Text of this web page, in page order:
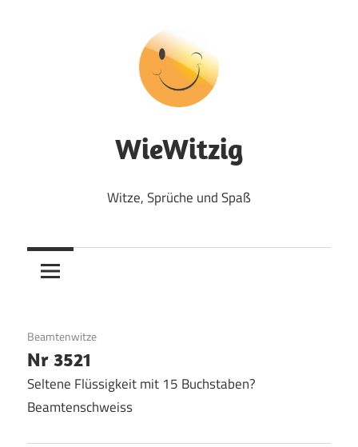
WieWitzig
Witze, Sprüche und Spaß
17. September 2017
Beamtenwitze
Nr 3521
Seltene Flüssigkeit mit 15 Buchstaben?
Beamtenschweiss